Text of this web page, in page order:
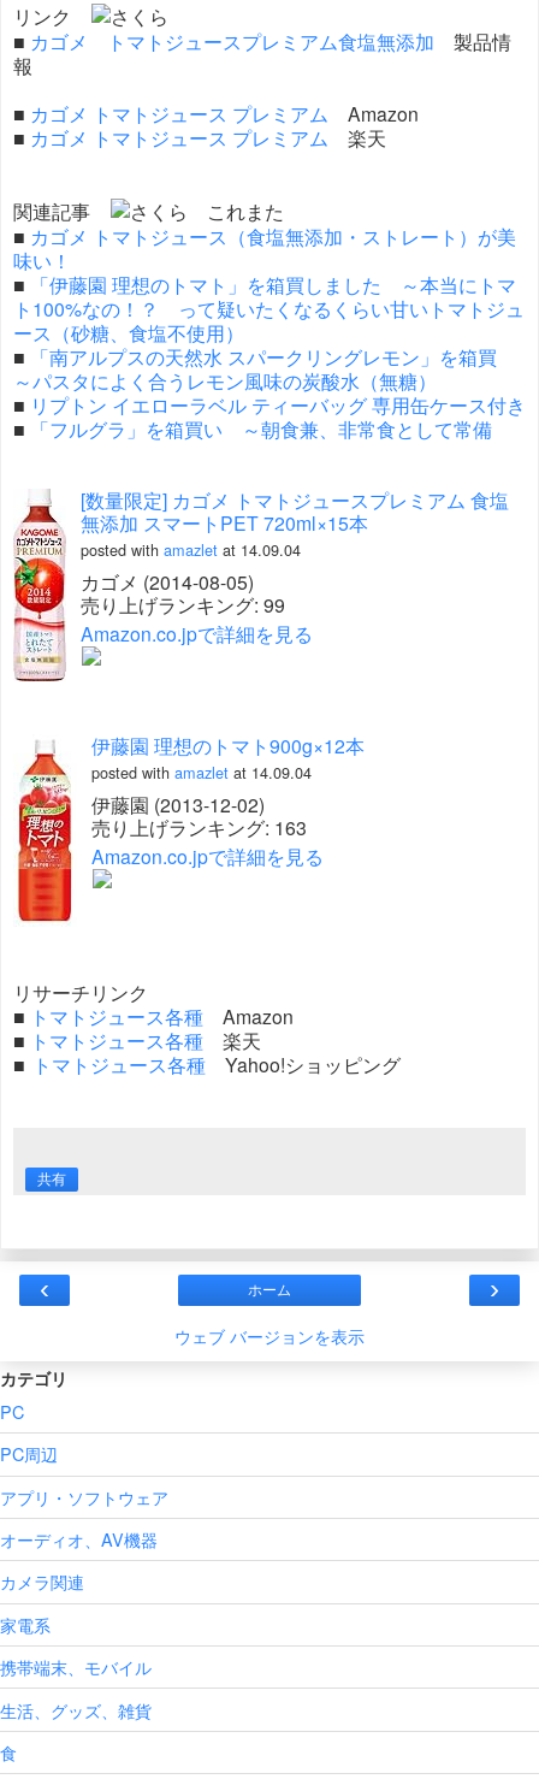
リンク
■ カゴメ トマトジュースプレミアム食塩無添加 製品情
報
■ カゴメ トマトジュース プレミアム Amazon
■ カゴメ トマトジュース プレミアム 楽天
関連記事
■ カゴメ トマトジュース（食塩無添加・ストレート）が美
味い！
■
「伊藤園 理想のトマト」を箱買しました ～本当にトマ
ト100%なの！？ って疑いたくなるくらい甘いトマトジュ
ース（砂糖、食塩不使用）
■
「南アルプスの天然水 スパークリングレモン」を箱買
～パスタによく合うレモン風味の炭酸水（無糖）
■ リプトン イエローラベル ティーバッグ 専用缶ケース付き
■
「フルグラ」を箱買い ～朝食兼、非常食として常備
[数量限定] カゴメ トマトジュースプレミアム 食塩
無添加 スマートPET 720ml×15本
posted with amazlet at 14.09.04
カゴメ (2014-08-05)
売り上げランキング: 99
Amazon.co.jpで詳細を見る
伊藤園 理想のトマト900g×12本
posted with amazlet at 14.09.04
伊藤園 (2013-12-02)
売り上げランキング: 163
Amazon.co.jpで詳細を見る
リサーチリンク
■ トマトジュース各種 Amazon
■ トマトジュース各種 楽天
■ トマトジュース各種 Yahoo!ショッピング
共有
‹ ›
ホーム
ウェブ バージョンを表示
カテゴリ
PC
PC周辺
アプリ・ソフトウェア
オーディオ、AV機器
カメラ関連
家電系
携帯端末、モバイル
生活、グッズ、雑貨
食